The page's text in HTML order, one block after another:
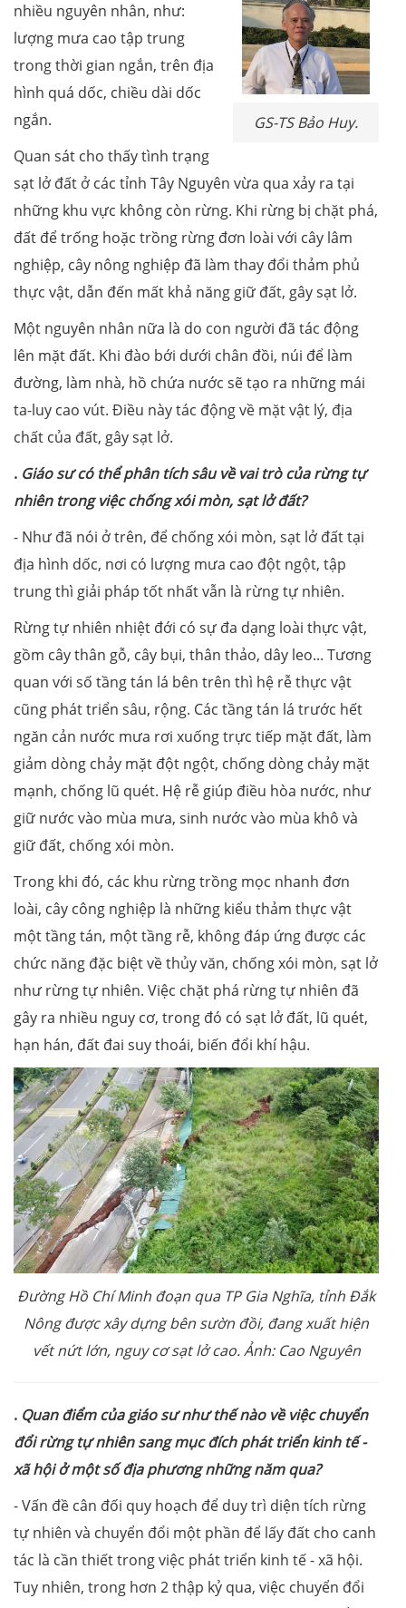
GS-TS Bảo Huy.
nhiều nguyên nhân, như:
lượng mưa cao tập trung
trong thời gian ngắn, trên địa
hình quá dốc, chiều dài dốc
ngắn.
Quan sát cho thấy tình trạng
sạt lở đất ở các tỉnh Tây Nguyên vừa qua xảy ra tại
những khu vực không còn rừng. Khi rừng bị chặt phá,
đất để trống hoặc trồng rừng đơn loài với cây lâm
nghiệp, cây nông nghiệp đã làm thay đổi thảm phủ
thực vật, dẫn đến mất khả năng giữ đất, gây sạt lở.
Một nguyên nhân nữa là do con người đã tác động
lên mặt đất. Khi đào bới dưới chân đồi, núi để làm
đường, làm nhà, hồ chứa nước sẽ tạo ra những mái
ta-luy cao vút. Điều này tác động về mặt vật lý, địa
chất của đất, gây sạt lở.
. Giáo sư có thể phân tích sâu về vai trò của rừng tự
nhiên trong việc chống xói mòn, sạt lở đất?
- Như đã nói ở trên, để chống xói mòn, sạt lở đất tại
địa hình dốc, nơi có lượng mưa cao đột ngột, tập
trung thì giải pháp tốt nhất vẫn là rừng tự nhiên.
Rừng tự nhiên nhiệt đới có sự đa dạng loài thực vật,
gồm cây thân gỗ, cây bụi, thân thảo, dây leo... Tương
quan với số tầng tán lá bên trên thì hệ rễ thực vật
cũng phát triển sâu, rộng. Các tầng tán lá trước hết
ngăn cản nước mưa rơi xuống trực tiếp mặt đất, làm
giảm dòng chảy mặt đột ngột, chống dòng chảy mặt
mạnh, chống lũ quét. Hệ rễ giúp điều hòa nước, như
giữ nước vào mùa mưa, sinh nước vào mùa khô và
giữ đất, chống xói mòn.
Trong khi đó, các khu rừng trồng mọc nhanh đơn
loài, cây công nghiệp là những kiểu thảm thực vật
một tầng tán, một tầng rễ, không đáp ứng được các
chức năng đặc biệt về thủy văn, chống xói mòn, sạt lở
như rừng tự nhiên. Việc chặt phá rừng tự nhiên đã
gây ra nhiều nguy cơ, trong đó có sạt lở đất, lũ quét,
hạn hán, đất đai suy thoái, biến đổi khí hậu.
Đường Hồ Chí Minh đoạn qua TP Gia Nghĩa, tỉnh Đắk
Nông được xây dựng bên sườn đồi, đang xuất hiện
vết nứt lớn, nguy cơ sạt lở cao. Ảnh: Cao Nguyên
. Quan điểm của giáo sư như thế nào về việc chuyển
đổi rừng tự nhiên sang mục đích phát triển kinh tế -
xã hội ở một số địa phương những năm qua?
- Vấn đề cân đối quy hoạch để duy trì diện tích rừng
tự nhiên và chuyển đổi một phần để lấy đất cho canh
tác là cần thiết trong việc phát triển kinh tế - xã hội.
Tuy nhiên, trong hơn 2 thập kỷ qua, việc chuyển đổi